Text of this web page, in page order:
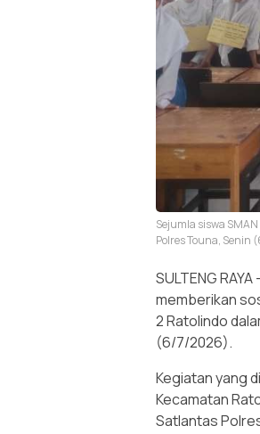
Sejumla siswa
Polres Touna, Senin
SULTENG
memberikan
2 Ratolindo
(6/7/2026).
Kegiatan yang
Kecamatan
Satlantas